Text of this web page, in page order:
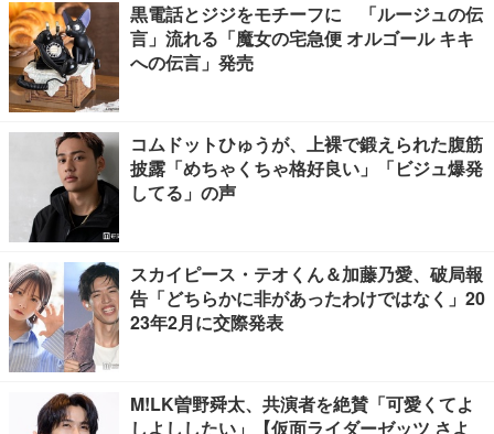
黒電話とジジをモチーフに 「ルージュの伝
言」流れる「魔女の宅急便 オルゴール キキ
への伝言」発売
コムドットひゅうが、上裸で鍛えられた腹筋
披露「めちゃくちゃ格好良い」「ビジュ爆発
してる」の声
スカイピース・テオくん＆加藤乃愛、破局報
告「どちらかに非があったわけではなく」20
23年2月に交際発表
M!LK曽野舜太、共演者を絶賛「可愛くてよ
しよししたい」【仮面ライダーゼッツ さよ